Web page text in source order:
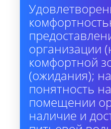
организации
комфортной
(ожидания);
понятность
помещении
наличие и